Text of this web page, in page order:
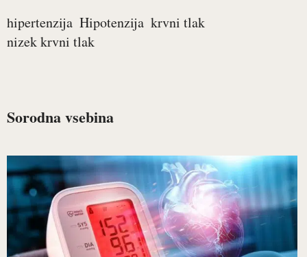
hipertenzija Hipotenzija krvni tlak
nizek krvni tlak
Sorodna vsebina